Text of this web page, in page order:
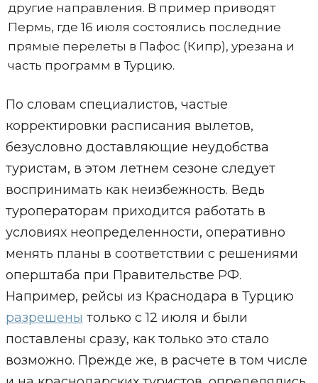
другие направления. В пример приводят
Пермь, где 16 июля состоялись последние
прямые перелеты в Пафос (Кипр), урезана и
часть программ в Турцию.
По словам специалистов, частые
корректировки расписания вылетов,
безусловно доставляющие неудобства
туристам, в этом летнем сезоне следует
воспринимать как неизбежность. Ведь
туроператорам приходится работать в
условиях неопределенности, оперативно
менять планы в соответствии с решениями
оперштаба при Правительстве РФ.
Например, рейсы из Краснодара в Турцию
разрешены только с 12 июля и были
поставлены сразу, как только это стало
возможно. Прежде же, в расчете в том числе